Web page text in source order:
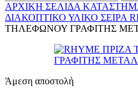
ΑΡΧΙΚΉ ΣΕΛΊΔΑ
ΔΙΑΚΟΠΤΙΚΌ ΥΛΙΚΌ ΣΕΙΡΆ
ΤΗΛΕΦΩΝΟΥ ΓΡΑΦΙΤΗΣ
Άμεση αποστολή